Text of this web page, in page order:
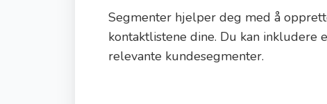
Segmenter hjelper deg med å
kontaktlistene dine. Du kan
relevante kundesegmenter.